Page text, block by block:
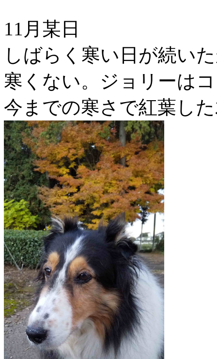
11月某日
しばらく寒い日が続い
寒くない。ジョリーは
今までの寒さで紅葉し